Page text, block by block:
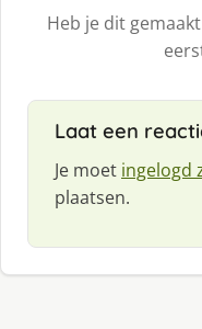
Heb je dit
Laat een
Je moet ingelogd
plaatsen.